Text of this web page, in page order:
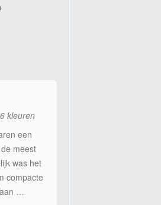
kleuren
een
meest
was het
compacte
…